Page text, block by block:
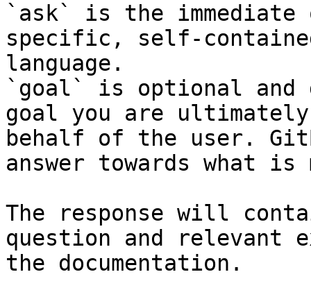
`ask` is the
specific, self-
language.
`goal` is optional and
goal you are
behalf of the user.
answer towards what
The response will
question and relevant
the documentation.